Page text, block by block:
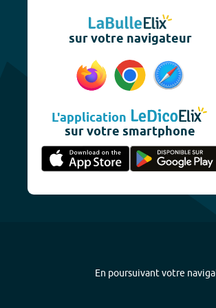
sur votre navigateur
L'application
sur votre smartphone
En poursuivant votre